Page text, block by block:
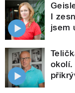
I
jsem
okolí.